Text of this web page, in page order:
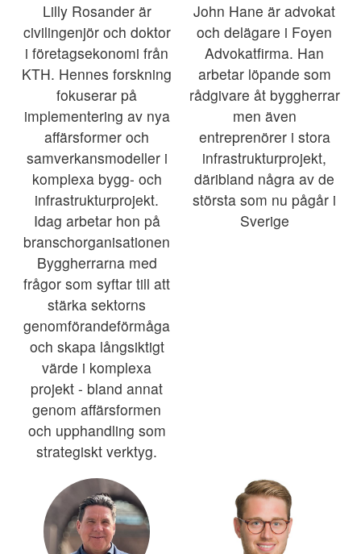
Lilly Rosander är
civilingenjör och doktor
i företagsekonomi från
KTH. Hennes forskning
fokuserar på
implementering av nya
affärsformer och
samverkansmodeller i
komplexa bygg- och
infrastrukturprojekt.
Idag arbetar hon på
branschorganisationen
Byggherrarna med
frågor som syftar till att
stärka sektorns
genomförandeförmåga
och skapa långsiktigt
värde i komplexa
projekt - bland annat
genom affärsformen
och upphandling som
strategiskt verktyg.
John Hane är advokat
och delägare i Foyen
Advokatfirma. Han
arbetar löpande som
rådgivare åt byggherrar
men även
entreprenörer i stora
infrastrukturprojekt,
däribland några av de
största som nu pågår i
Sverige